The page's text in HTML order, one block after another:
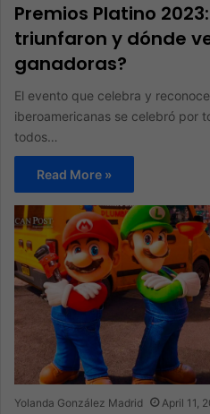
Premios Platino
triunfaron y dónde
ganadoras?
El evento que celebra y
iberoamericanas se celebró por
todos…
Read More »
Yolanda González Madrid April 11,